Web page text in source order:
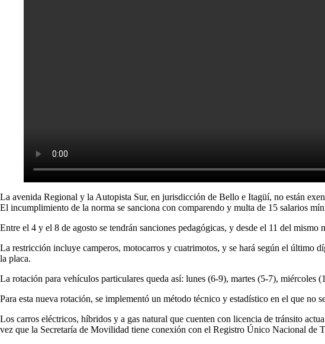
La avenida Regional y la Autopista Sur, en jurisdicción de Bello e Itagüí, no están
El incumplimiento de la norma se sanciona con comparendo y multa de 15 salarios
Entre el 4 y el 8 de agosto se tendrán sanciones pedagógicas, y desde el 11 del mismo
La restricción incluye camperos, motocarros y cuatrimotos, y se hará según el último
la placa.
La rotación para vehículos particulares queda así: lunes (6-9), martes (5-7), miércoles
Para esta nueva rotación, se implementó un método técnico y estadístico en el que no
Los carros eléctricos, híbridos y a gas natural que cuenten con licencia de tránsito
vez que la Secretaría de Movilidad tiene conexión con el Registro Único Nacional de